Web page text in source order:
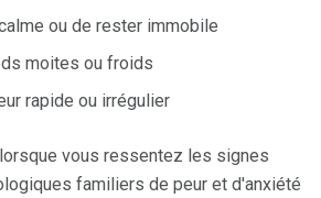
ou de rester immobile
moites ou froids
rapide ou irrégulier
vous ressentez les signes
familiers de peur et d'anxiété